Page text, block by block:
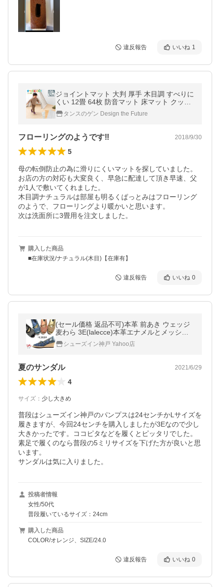
違反報告 いいね 1
ジョイントマット 大判 厚手 木目調 すべりに
くい 12畳 64枚 防音マット 床マット クッシ
ョンマット プレイマット パズルマット ベビ
ー 赤ちゃん
タンスのゲン Design the Future
フローリングのようです‼︎ 2018/9/30
5
母の転倒防止の為に滑りにくいマットを探していました。
お店の方の対応も大変良く、早急に配達して頂き早速、父
が1人で敷いてくれました。
木目調ナチュラルは部屋も明るくぱっとみはフローリング
のようで、フローリングより暖かいと思います。
次は洗面所に3畳用を注文しました。
購入した商品
■在庫状況/ナチュラル(木目)【在庫有】
違反報告 いいね 0
(セール価格 返品不可)本革 前あき ウェッジ
麦わら 3E(lalecce)本革エナメルとメッシュ
生地パンプス(FOO-JC-6610)
シューズイン神戸 Yahoo店
夏のサンダル 2021/6/29
4
サイズ ： 少し大きめ
普段はシューズイン神戸のパンプスは24センチかLサイズを
履きますが、今回24センチを購入しましたが3Eなので少し
大きかったです。ココピタなどを履くとピッタリでした。
素足で履くのなら普段の5ミリサイズを下げた方が良いと思
います。
サンダルは気に入りました。
投稿者情報
女性/50代
普段履いているサイズ：24cm
購入した商品
COLOR/オレンジ、SIZE/24.0
違反報告 いいね 0